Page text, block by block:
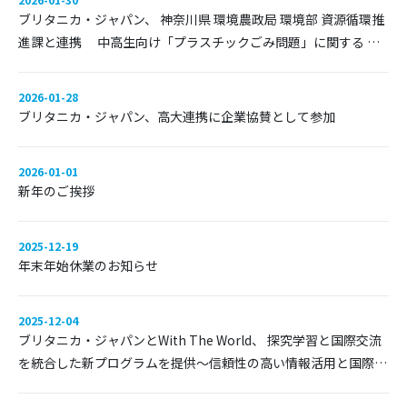
ブリタニカ・ジャパン、 神奈川県 環境農政局 環境部 資源循環推
進課と連携 中高生向け「プラスチックごみ問題」に関する 学
2026-01-28
ブリタニカ・ジャパン、高大連携に企業協賛として参加
2026-01-01
新年のご挨拶
2025-12-19
年末年始休業のお知らせ
2025-12-04
ブリタニカ・ジャパンとWith The World、 探究学習と国際交流
を統合した新プログラムを提供～信頼性の高い情報活用と国際交